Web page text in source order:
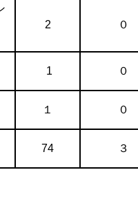
2 ０
1 ０
１ ０
74 ３